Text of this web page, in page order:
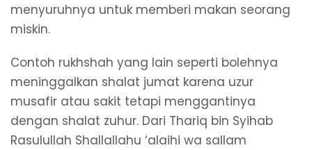
menyuruhnya untuk memberi makan seorang
miskin.
Contoh rukhshah yang lain seperti bolehnya
meninggalkan shalat jumat karena uzur
musafir atau sakit tetapi menggantinya
dengan shalat zuhur. Dari Thariq bin Syihab
Rasulullah Shallallahu ‘alaihi wa sallam